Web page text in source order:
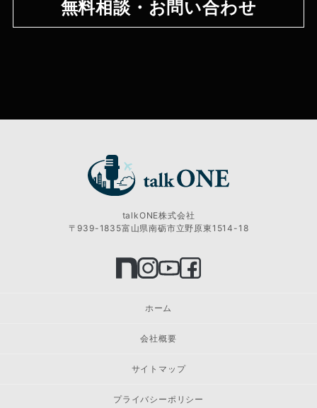
無料相談・お問い合わせ
talkONE株式会社
〒939-1835富山県南砺市立野原東1514-18
ホーム
会社概要
サイトマップ
プライバシーポリシー